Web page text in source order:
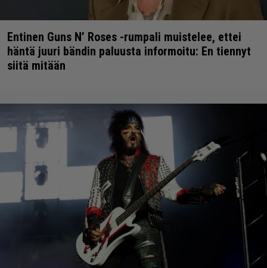
Entinen Guns N’ Roses -rumpali muistelee, ettei
häntä juuri bändin paluusta informoitu: En tiennyt
siitä mitään